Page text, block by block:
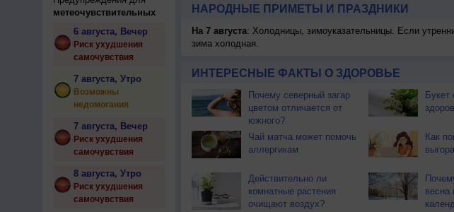
метеочувствительных
6 августа, Вечер
Риск ухудшения
самочувствия
7 августа, Утро
Возможны
недомогания
7 августа, Вечер
Риск ухудшения
самочувствия
8 августа, Утро
Риск ухудшения
самочувствия
НАРОДНЫЕ ПРИМЕТЫ И ПРАЗДНИКИ
На 7 августа: Холодницы, зимоуказательницы. Если
зима холодная.
ИНТЕРЕСНЫЕ ФАКТЫ О ЗДОРОВЬЕ
Почему северный загар
цветом отличается от
южного?
Букет
Чай матча может помочь
аллергикам
Как
Действительно ли
комнатные растения
очищают воздух?
весна